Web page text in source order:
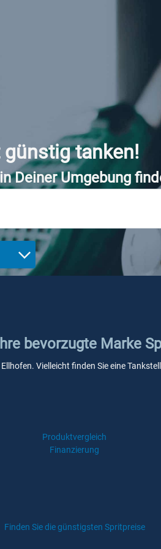
tanken!
Deiner Umgebung
bevorzugte Marke
Vielleicht finden Sie eine
Produktvergleich
Finanzierung
Finden Sie die günstigsten Spritpreise